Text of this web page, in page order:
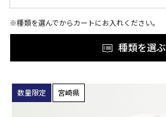
※種類を選んでからカートにお入れください。
種類を選ぶ
数量限定 宮崎県